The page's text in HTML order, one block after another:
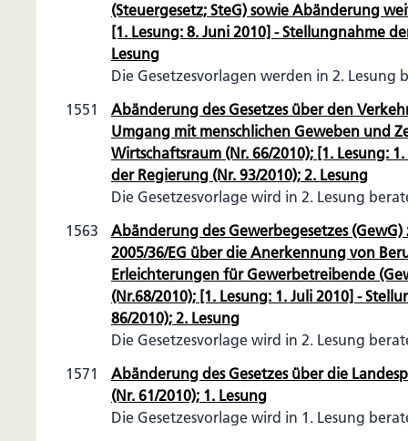
(Steuergesetz; SteG) sowie Abänderung
[1. Lesung: 8. Juni 2010] - Stellungnahme
Lesung
Die Gesetzesvorlagen werden in 2. Lesung
1551
Abänderung des Gesetzes über den
Umgang mit menschlichen Geweben und
Wirtschaftsraum (Nr. 66/2010); [1. Lesung:
der Regierung (Nr. 93/2010); 2. Lesung
Die Gesetzesvorlage wird in 2. Lesung
1563
Abänderung des Gewerbegesetzes
2005/36/EG über die Anerkennung von
Erleichterungen für Gewerbetreibende
(Nr.68/2010); [1. Lesung: 1. Juli 2010] -
86/2010); 2. Lesung
Die Gesetzesvorlage wird in 2. Lesung
1571
Abänderung des Gesetzes über die
(Nr. 61/2010); 1. Lesung
Die Gesetzesvorlage wird in 1. Lesung